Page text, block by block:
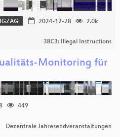
2024-12-28
2.0k
38C3: Illegal Instructions
Monitoring für
449
Dezentrale Jahresendveranstaltungen